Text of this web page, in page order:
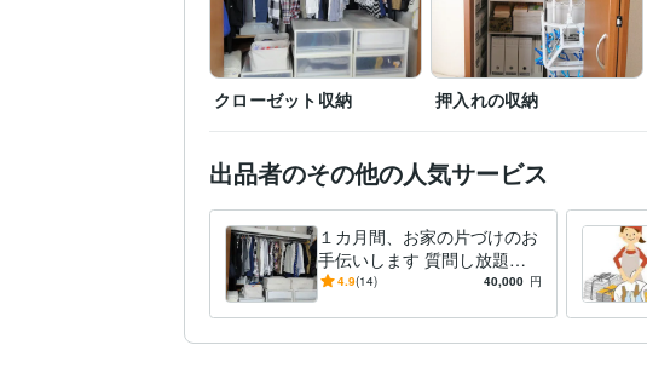
クローゼット収納 押入れの収納
出品者のその他の人気サービス
１カ月間、お家の片づけのお
手伝いします 質問し放題、
１か月で大体、自分で片づけ
4.9(14) 40,000 円